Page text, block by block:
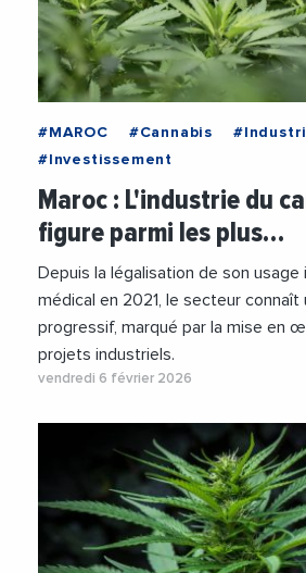
#MAROC #Cannabis
#Investissement
Maroc : L'industrie du
figure parmi les plus…
Depuis la légalisation de son usage
médical en 2021, le secteur
progressif, marqué par la mise en
projets industriels.
vendredi 6 février 2026